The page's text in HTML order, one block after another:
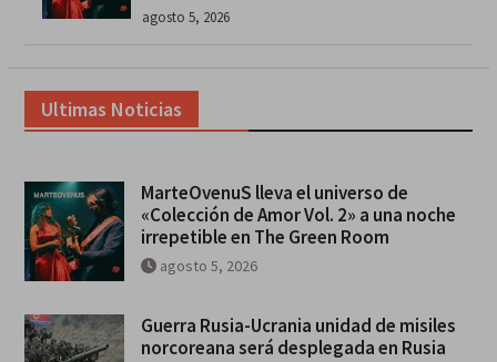
agosto 5, 2026
Ultimas Noticias
MarteOvenuS lleva el universo de
«Colección de Amor Vol. 2» a una noche
irrepetible en The Green Room
agosto 5, 2026
Guerra Rusia-Ucrania unidad de misiles
norcoreana será desplegada en Rusia